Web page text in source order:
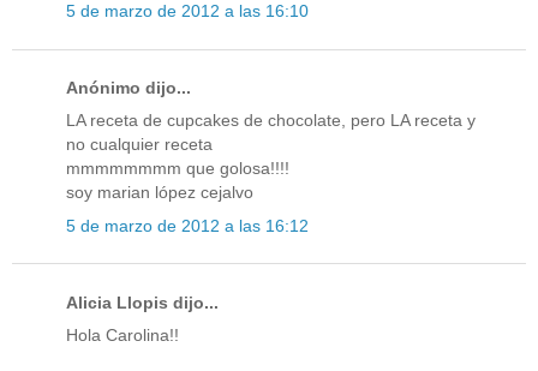
5 de marzo de 2012 a las 16:10
Anónimo dijo...
LA receta de cupcakes de chocolate, pero LA receta y
no cualquier receta
mmmmmmmm que golosa!!!!
soy marian lópez cejalvo
5 de marzo de 2012 a las 16:12
Alicia Llopis dijo...
Hola Carolina!!